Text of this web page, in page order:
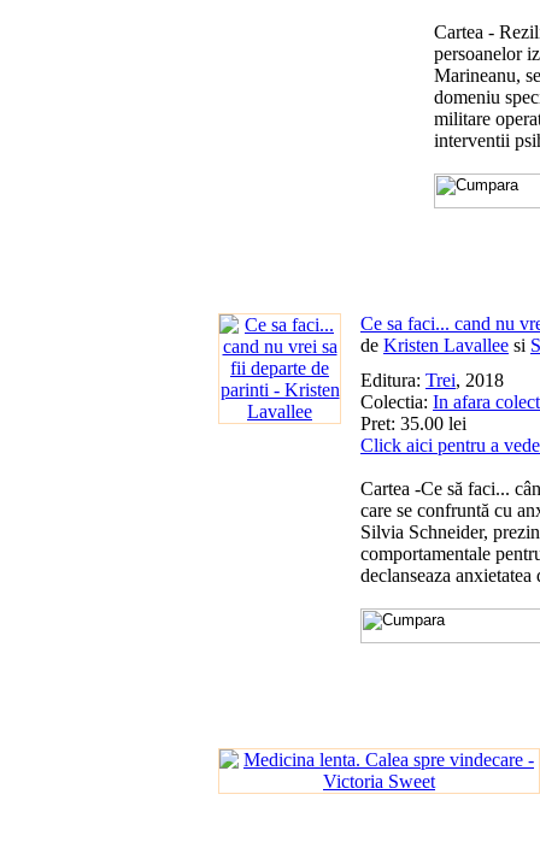
Cartea -
persoanelor
Marineanu,
domeniu
militare
interventii
Ce sa faci... cand nu
de Kristen Lavallee si
Editura: Trei, 2018
Colectia: In afara
Pret: 35.00 lei
Click aici pentru a
Cartea -Ce să faci...
care se confruntă cu
Silvia Schneider,
comportamentale
declanseaza anxietatea